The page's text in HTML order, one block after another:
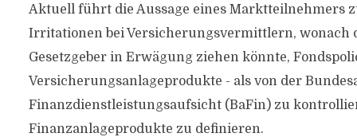
Aktuell führt die Aussage eines Marktteilnehmers
Irritationen bei Versicherungsvermittlern, wonach
Gesetzgeber in Erwägung ziehen könnte,
Versicherungsanlageprodukte - als von der
Finanzdienstleistungsaufsicht (BaFin) zu
Finanzanlageprodukte zu definieren.